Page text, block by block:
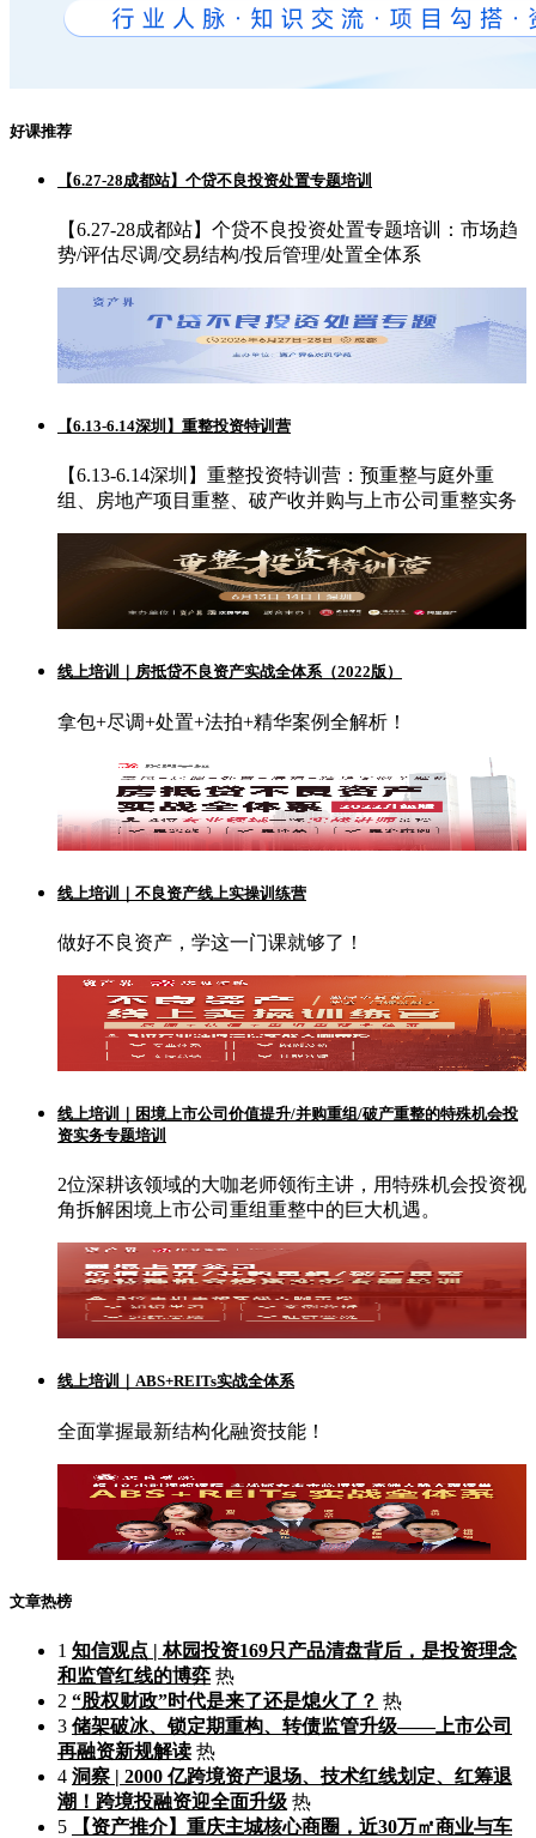
好课推荐
【6.27-28成都站】个贷不良投资处置专题培训
【6.27-28成都站】个贷不良投资处置专题培训：市场趋
势/评估尽调/交易结构/投后管理/处置全体系
【6.13-6.14深圳】重整投资特训营
【6.13-6.14深圳】重整投资特训营：预重整与庭外重
组、房地产项目重整、破产收并购与上市公司重整实务
线上培训｜房抵贷不良资产实战全体系（2022版）
拿包+尽调+处置+法拍+精华案例全解析！
线上培训｜不良资产线上实操训练营
做好不良资产，学这一门课就够了！
线上培训｜困境上市公司价值提升/并购重组/破产重整的特殊机会投
资实务专题培训
2位深耕该领域的大咖老师领衔主讲，用特殊机会投资视
角拆解困境上市公司重组重整中的巨大机遇。
线上培训｜ABS+REITs实战全体系
全面掌握最新结构化融资技能！
文章热榜
1 知信观点 | 林园投资169只产品清盘背后，是投资理念
和监管红线的博弈 热
2 “股权财政”时代是来了还是熄火了？ 热
3 储架破冰、锁定期重构、转债监管升级——上市公司
再融资新规解读 热
4 洞察 | 2000 亿跨境资产退场、技术红线划定、红筹退
潮！跨境投融资迎全面升级 热
5
【资产推介】重庆主城核心商圈，近30万㎡商业与车